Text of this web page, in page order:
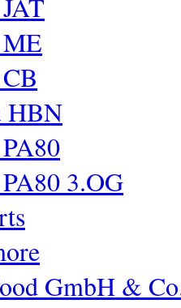
HBN
3.OG
GmbH &